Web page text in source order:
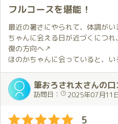
てくれます。
穂香さんの対応は技術的に優れて
ちに合っていることが本当に素
そのような状況で一緒に過ごす
じで楽しそうにしてくれるので最
に。
誕生月限定での内容も昨年以上
です。
前回お会いした次の日曜から穂
た。
フルコースを堪能！
最近の暑さにやられて、体調が
ちゃんに会える日が近づくにつ
復の方向へ↗️
ほのかちゃんに会っていると、
う今日このごろです。
というわけで、１ヶ月ぶりの出会
今回はほのかちゃんの誕生月と
のんびりいろいろなことが出来
筆おろされ太さんの口
訪問日： 2025年07月11
5